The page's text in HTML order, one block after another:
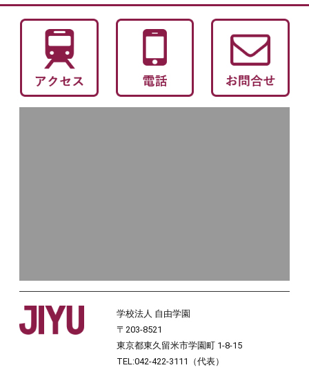
学校法人 自由学園
〒203-8521
東京都東久留米市学園町 1-8-15
TEL:042-422-3111（代表）